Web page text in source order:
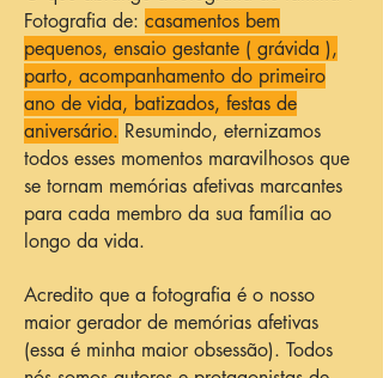
Fotografia de: casamentos bem
pequenos, ensaio gestante ( grávida ),
parto, acompanhamento do primeiro
ano de vida, batizados, festas de
aniversário. Resumindo, eternizamos
todos esses momentos maravilhosos que
se tornam memórias afetivas marcantes
para cada membro da sua família ao
longo da vida.
Acredito que a fotografia é o nosso
maior gerador de memórias afetivas
(essa é minha maior obsessão). Todos